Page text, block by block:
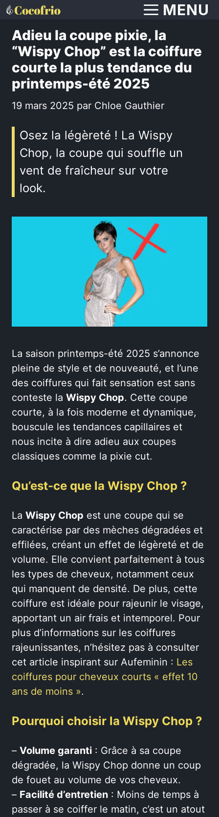
Aller
contenu
MENU
Adieu la coupe pixie, la
“Wispy Chop” est la coiffure
courte la plus tendance du
printemps-été 2025
19 mars 2025 par Chloe Gauthier
Osez la légèreté ! La Wispy
Chop, la coupe qui souffle un
vent de fraîcheur sur votre
look.
La saison printemps-été 2025 s’annonce
pleine de style et de nouveauté, et l’une
des coiffures qui fait sensation est sans
conteste la Wispy Chop. Cette coupe
courte, à la fois moderne et dynamique,
bouscule les tendances capillaires et
nous incite à dire adieu aux coupes
classiques comme la pixie cut.
Qu’est-ce que la Wispy Chop ?
La Wispy Chop est une coupe qui se
caractérise par des mèches dégradées et
effilées, créant un effet de légèreté et de
volume. Elle convient parfaitement à tous
les types de cheveux, notamment ceux
qui manquent de densité. De plus, cette
coiffure est idéale pour rajeunir le visage,
apportant un air frais et intemporel. Pour
plus d’informations sur les coiffures
rajeunissantes, n’hésitez pas à consulter
cet article inspirant sur Aufeminin : Les
coiffures pour cheveux courts « effet 10
ans de moins ».
Pourquoi choisir la Wispy Chop ?
– Volume garanti : Grâce à sa coupe
dégradée, la Wispy Chop donne un coup
de fouet au volume de vos cheveux.
– Facilité d’entretien : Moins de temps à
passer à se coiffer le matin, c’est un atout